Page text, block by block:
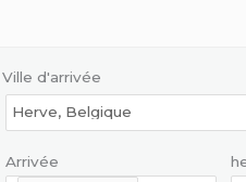
Ville d'arrivée
Arrivée